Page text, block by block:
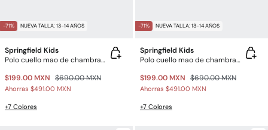
-71% NUEVA TALLA: 13-14 AÑOS
Springfield Kids
Polo cuello mao de chambray para niño
$199.00 MXN $690.00 MXN
Ahorras $491.00 MXN
+7 Colores
-71% NUEVA TALLA: 13-14 AÑOS
Springfield Kids
Polo cuello mao de chambray para niño
$199.00 MXN $690.00 MXN
Ahorras $491.00 MXN
+7 Colores